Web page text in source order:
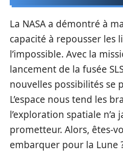
La NASA a démontré à
capacité à repousser les
l’impossible. Avec la
lancement de la fusée
nouvelles possibilités se
L’espace nous tend les
l’exploration spatiale n’a
prometteur. Alors, êtes-
embarquer pour la Lune